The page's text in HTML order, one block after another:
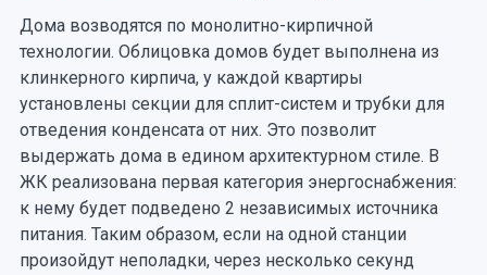
Дома возводятся по монолитно-кирпичной
технологии. Облицовка домов будет выполнена из
клинкерного кирпича, у каждой квартиры
установлены секции для сплит-систем и трубки для
отведения конденсата от них. Это позволит
выдержать дома в едином архитектурном стиле. В
ЖК реализована первая категория энергоснабжения:
к нему будет подведено 2 независимых источника
питания. Таким образом, если на одной станции
произойдут неполадки, через несколько секунд